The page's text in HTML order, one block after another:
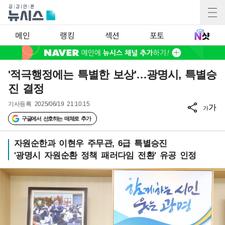
메인 랭킹 섹션 포토
'적극행정에는 특별한 보상'…광명시, 특별승
진 결정
기사등록 2025/06/19 21:10:15
구글에서 선호하는 매체로 추가
가가
자원순한과 이현우 주무관, 6급 특별승진
'광명시 자원순환 정책 패러다임 전환' 유공 인정